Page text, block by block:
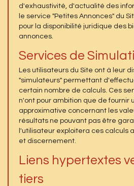
d'exhaustivité, d'actualité des
le service "Petites Annonces" du
pour la disponibilité juridique des
annonces.
Services de
Les utilisateurs du Site ont à leur
"simulateurs" permettant
certain nombre de calculs. Ces
n'ont pour ambition que de fournir
approximative concernant les
résultats ne pouvant pas être
l'utilisateur exploitera ces calculs
et discernement.
Liens hypertextes
tiers